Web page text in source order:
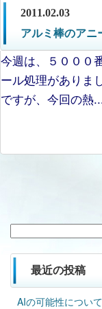
2011.02.03
アルミ棒のアニ
今週は、５０００
ール処理がありま
ですが、今回の熱
最近の投稿
AIの可能性について